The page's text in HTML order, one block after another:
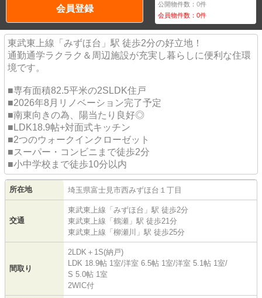
会員登録 公開物件数：0件
会員物件数：0件
東武東上線「みずほ台」駅 徒歩2分の好立地！
通勤通学ラクラク＆周辺施設が充実し暮らしに便利な住環
境です。
■専有面積82.5平米の2SLDK住戸
■2026年8月リノベーション完了予定
■南東向きの為、陽当たり良好◎
■LDK18.9帖+対面式キッチン
■2つのウォークインクローゼット
■スーパー・コンビニまで徒歩2分
■小中学校まで徒歩10分以内
所在地 埼玉県富士見市西みずほ台 １丁目
交通
東武東上線 「 みずほ台 」駅 徒歩2分
東武東上線 「 鶴瀬 」駅 徒歩21分
東武東上線 「 柳瀬川 」駅 徒歩25分
間取り
2LDK＋1S(納戸)
LDK 18.9帖 1室/洋室 6.5帖 1室/洋室 5.1帖 1室/
S 5.0帖 1室
2WIC付